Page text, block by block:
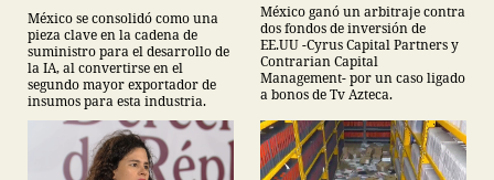
México se consolidó como una
pieza clave en la cadena de
suministro para el desarrollo de
la IA, al convertirse en el
segundo mayor exportador de
insumos para esta industria.
México ganó un arbitraje contra
dos fondos de inversión de
EE.UU -Cyrus Capital Partners y
Contrarian Capital
Management- por un caso ligado
a bonos de Tv Azteca.